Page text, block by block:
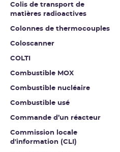
Colis de transport de
matières radioactives
Colonnes de thermocouples
Coloscanner
COLTI
Combustible MOX
Combustible nucléaire
Combustible usé
Commande d’un réacteur
Commission locale
d'information (CLI)